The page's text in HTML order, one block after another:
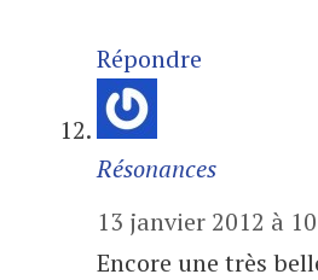
Répondre
Résonances
13 janvier 2012 à
Encore une très